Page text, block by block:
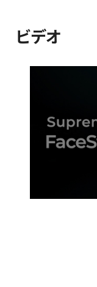
ビデオ